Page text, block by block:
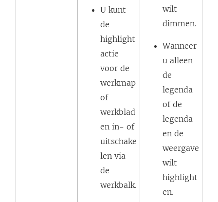
U kunt
de
highlight
actie
voor de
werkmap
of
werkblad
en in- of
uitschake
len via
de
werkbalk.
wilt
dimmen.
Wanneer
u alleen
de
legenda
of de
legenda
en de
weergave
wilt
highlight
en.